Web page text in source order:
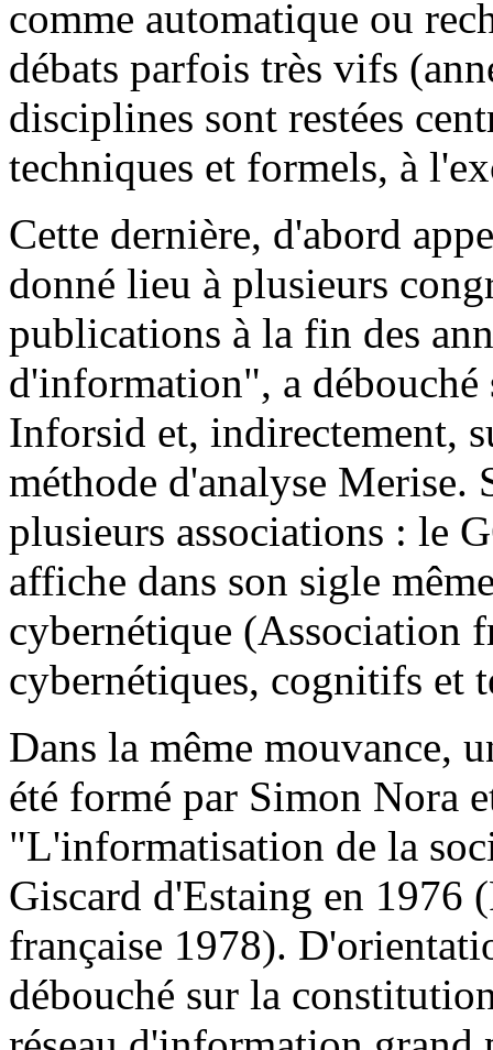
comme automatique ou
débats parfois très vifs
disciplines sont restées
techniques et formels, à
Cette dernière, d'abord
donné lieu à plusieurs
publications à la fin des
d'information", a
Inforsid et, indirectement,
méthode d'analyse
plusieurs associations : le
affiche dans son sigle
cybernétique (Association
cybernétiques, cognitifs et
Dans la même mouvance,
été formé par Simon Nora
"L'informatisation de la
Giscard d'Estaing en 1976
française 1978).
débouché sur la